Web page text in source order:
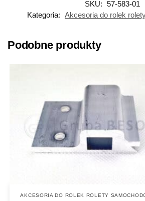
SKU: 57-583-01
Kategoria: Akcesoria do rolek
Podobne produkty
AKCESORIA DO ROLEK ROLETY